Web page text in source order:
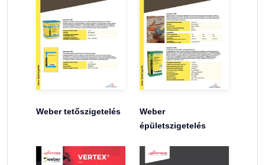
Weber tetőszigetelés
Weber
épületszigetelés